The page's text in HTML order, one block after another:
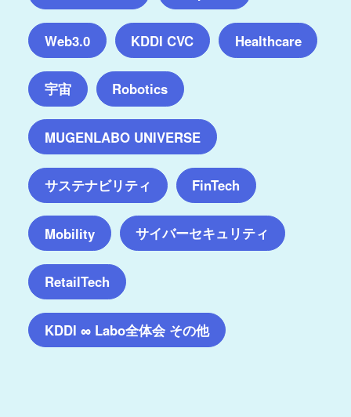
Web3.0 KDDI CVC Healthcare
宇宙 Robotics
MUGENLABO UNIVERSE
サステナビリティ FinTech
Mobility サイバーセキュリティ
RetailTech
KDDI ∞ Labo全体会 その他